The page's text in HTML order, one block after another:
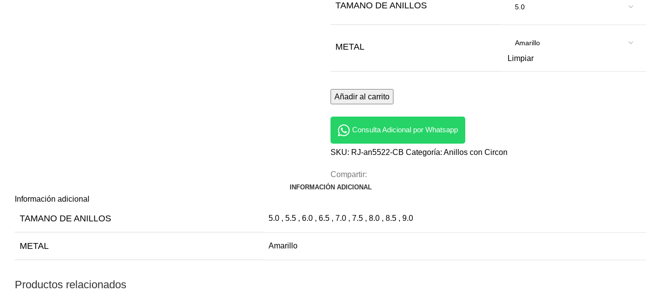
TAMANO DE ANILLOS
METAL
Limpiar
Añadir al carrito
Consulta Adicional por Whatsapp
SKU: RJ-an5522-CB Categoría: Anillos con Circon
Compartir:
INFORMACIÓN ADICIONAL
Información adicional
TAMANO DE ANILLOS 5.0 , 5.5 , 6.0 , 6.5 , 7.0 , 7.5 , 8.0 , 8.5 , 9.0
METAL Amarillo
Productos relacionados